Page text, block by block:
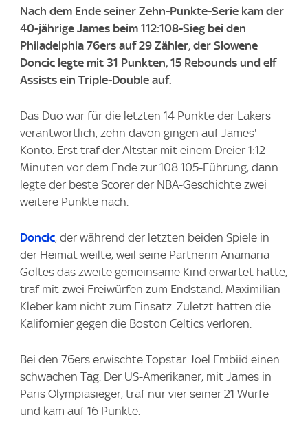
Nach dem Ende seiner Zehn-Punkte-Serie kam der
40-jährige James beim 112:108-Sieg bei den
Philadelphia 76ers auf 29 Zähler, der Slowene
Doncic legte mit 31 Punkten, 15 Rebounds und elf
Assists ein Triple-Double auf.
Das Duo war für die letzten 14 Punkte der Lakers
verantwortlich, zehn davon gingen auf James'
Konto. Erst traf der Altstar mit einem Dreier 1:12
Minuten vor dem Ende zur 108:105-Führung, dann
legte der beste Scorer der NBA-Geschichte zwei
weitere Punkte nach.
Doncic, der während der letzten beiden Spiele in
der Heimat weilte, weil seine Partnerin Anamaria
Goltes das zweite gemeinsame Kind erwartet hatte,
traf mit zwei Freiwürfen zum Endstand. Maximilian
Kleber kam nicht zum Einsatz. Zuletzt hatten die
Kalifornier gegen die Boston Celtics verloren.
Bei den 76ers erwischte Topstar Joel Embiid einen
schwachen Tag. Der US-Amerikaner, mit James in
Paris Olympiasieger, traf nur vier seiner 21 Würfe
und kam auf 16 Punkte.